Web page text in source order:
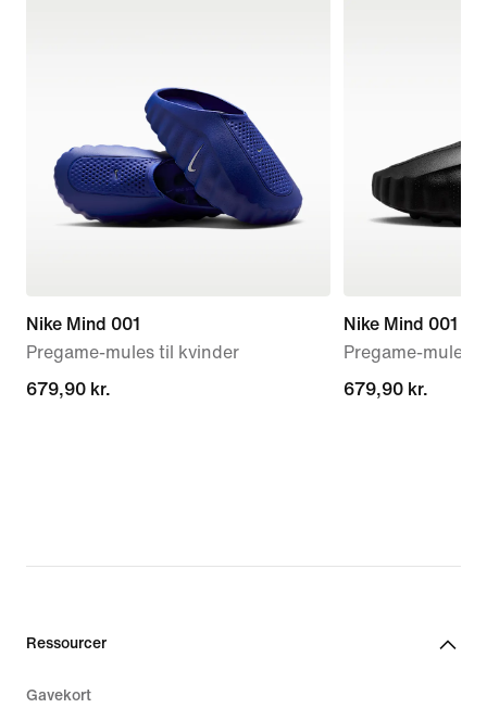
Nike Mind 001
Pregame-mules til kvinder
679,90 kr.
679,90 kr.
Nike Mind 001
Pregame-mules
679,90 kr.
679,90 kr.
Ressourcer
Gavekort